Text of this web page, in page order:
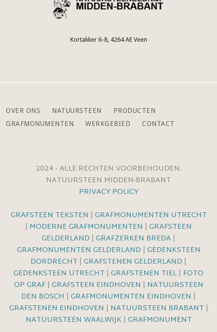
Kortakker 6-8, 4264 AE Veen
OVER ONS NATUURSTEEN
PRODUCTEN
GRAFMONUMENTEN
WERKGEBIED CONTACT
2024 - ALLE RECHTEN VOORBEHOUDEN.
NATUURSTEEN MIDDEN-BRABANT
PRIVACY POLICY
GRAFSTEEN TEKSTEN | GRAFMONUMENTEN UTRECHT
| MODERNE GRAFMONUMENTEN | GRAFSTEEN
GELDERLAND | GRAFZERKEN BREDA|
GRAFMONUMENTEN GELDERLAND | GEDENKSTEEN
DORDRECHT | GRAFSTENEN GELDERLAND |
GEDENKSTEEN UTRECHT | GRAFSTENEN TIEL| FOTO
OP GRAF| GRAFSTEEN EINDHOVEN | NATUURSTEEN
DEN BOSCH | GRAFMONUMENTEN EINDHOVEN |
GRAFSTENEN EINDHOVEN | NATUURSTEEN BRABANT |
NATUURSTEEN WAALWIJK| GRAFMONUMENT